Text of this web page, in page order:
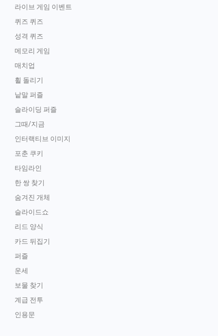
라이브 게임 이벤트
퀴즈 퀴즈
성격 퀴즈
메모리 게임
매치업
휠 돌리기
낱말 퍼즐
슬라이딩 퍼즐
그때/지금
인터랙티브 이미지
포춘 쿠키
타임라인
한 쌍 찾기
숨겨진 개체
슬라이드쇼
리드 양식
카드 뒤집기
퍼즐
운세
보물 찾기
계급 전투
인용문